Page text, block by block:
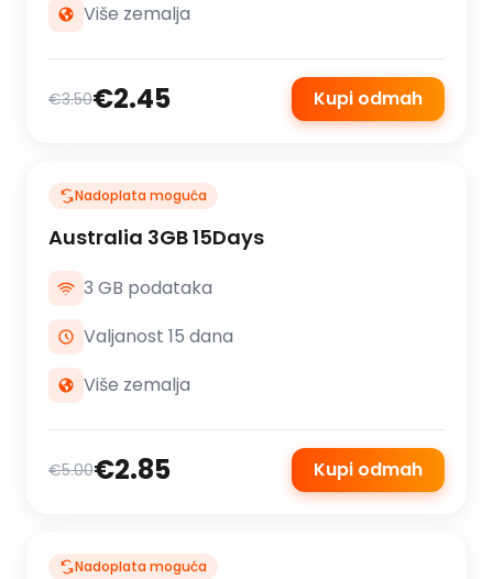
Više zemalja
€3.50€2.45 Kupi odmah
Nadoplata moguća
Australia 3GB 15Days
3 GB podataka
Valjanost 15 dana
Više zemalja
€5.00€2.85 Kupi odmah
Nadoplata moguća